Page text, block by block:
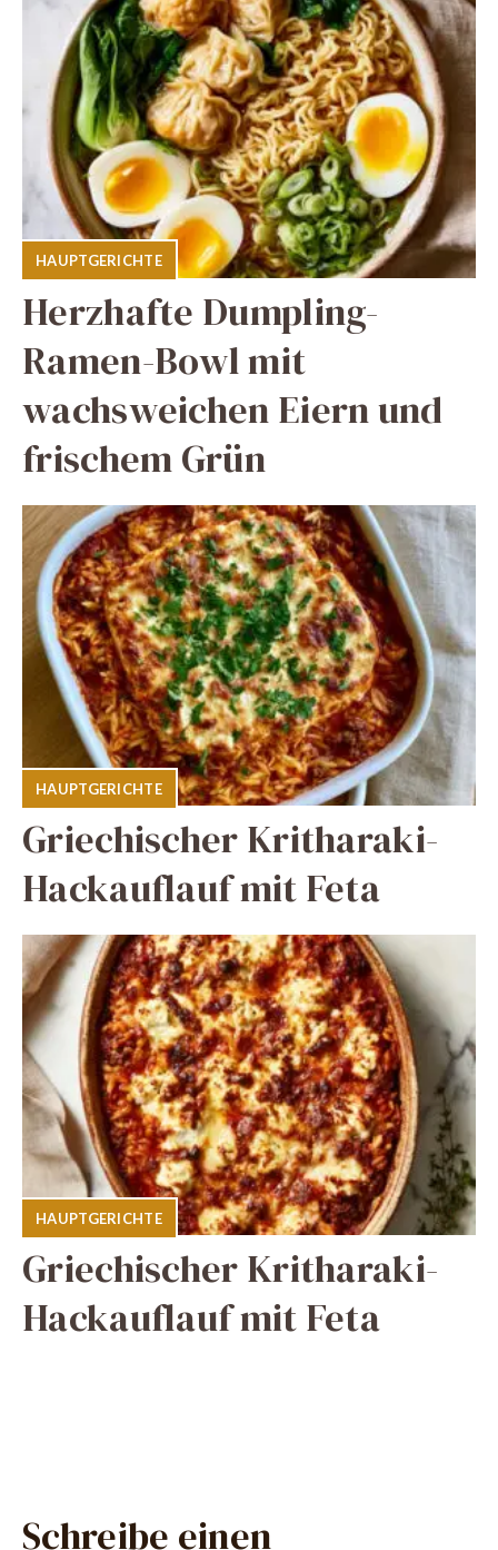
HAUPTGERICHTE
Herzhafte Dumpling-
Ramen-Bowl mit
wachsweichen Eiern und
frischem Grün
HAUPTGERICHTE
Griechischer Kritharaki-
Hackauflauf mit Feta
HAUPTGERICHTE
Griechischer Kritharaki-
Hackauflauf mit Feta
Schreibe einen